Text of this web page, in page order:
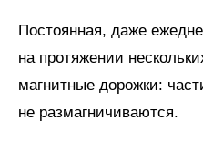
Постоянная, даже
на протяжении
магнитные дорожки:
не размагничиваются.